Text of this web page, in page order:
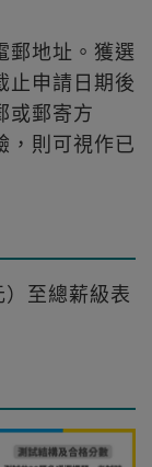
郵地址。獲選
止申請日期後
或郵寄方
，則可視作已
至總薪級表